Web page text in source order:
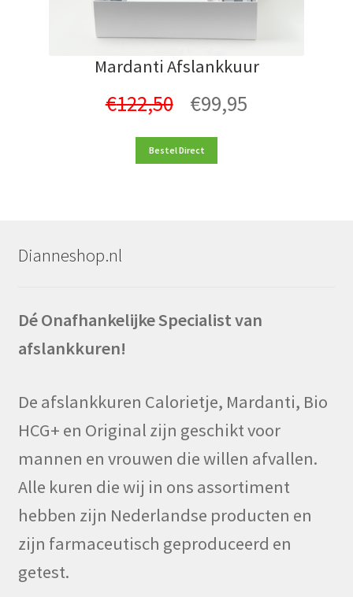
Mardanti Afslankkuur
€122,50
Oorspronkelijke
prijs
was:
€99,95
Bestel Direct
Dianneshop.nl
Dé Onafhankelijke Specialist van
afslankkuren!
De afslankkuren Calorietje, Mardanti, Bio
HCG+ en Original zijn geschikt voor
mannen en vrouwen die willen afvallen.
Alle kuren die wij in ons assortiment
hebben zijn Nederlandse producten en
zijn farmaceutisch geproduceerd en
getest.